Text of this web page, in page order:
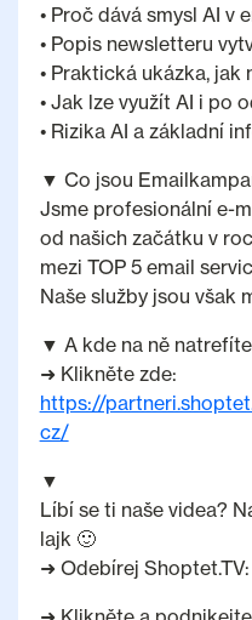
• Proč dává smysl AI v
• Popis newsletteru
• Praktická ukázka,
• Jak lze využít AI i po
• Rizika AI a základní
▼ Co jsou
Jsme profesionální e-
od našich začátku v
mezi TOP 5 email
Naše služby jsou však
▼ A kde na ně
➜ Klikněte zde:
https://
cz/
▼
Líbí se ti naše videa?
lajk 🙂
➜ Odebírej Shoptet.TV: